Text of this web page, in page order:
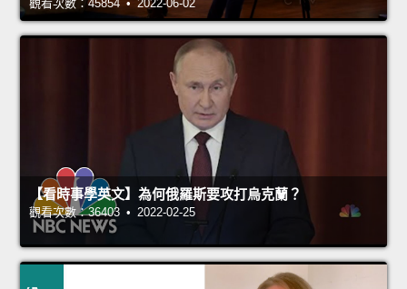
觀看次數：45854 • 2022-06-02
【看時事學英文】為何俄羅斯要攻打烏克蘭？
觀看次數：36403 • 2022-02-25